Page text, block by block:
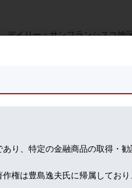
デイリー・サンフランシスコ地
連銀総裁が、同様の発言でマー
勢を受け、追加利上げを先取り
へ移っている。
り、特定の金融商品の取得・
権は豊島逸夫氏に帰属してお